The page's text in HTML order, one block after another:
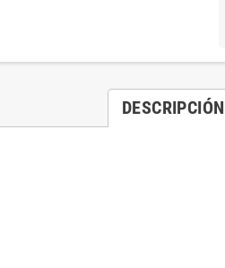
DESCRIPCIÓN